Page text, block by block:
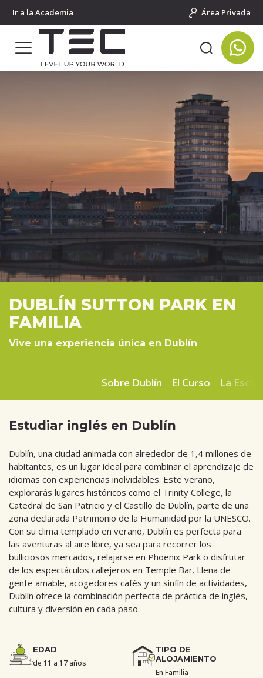
Ir a la Academia Área Privada
Cursos de idiomas para jóvenes
Irlanda
DUBLÍN SUTTON PARK EN
FAMILIA
Vive una experiencia única en Dublín
Sobre Dublín El Curso La
Estudiar inglés en Dublín
Dublín, una ciudad animada con alrededor de 1,4 millones de
habitantes, es un lugar ideal para combinar el aprendizaje de
idiomas con experiencias inolvidables. Este verano,
explorarás lugares históricos como el Trinity College, la
Catedral de San Patricio y el Castillo de Dublín, parte de una
zona declarada Patrimonio de la Humanidad por la UNESCO.
Con su clima templado en verano, Dublín es perfecta para
las aventuras al aire libre, ya sea para recorrer los
bulliciosos mercados, relajarse en Phoenix Park o disfrutar
de los espectáculos callejeros en Temple Bar. Llena de
gente amable, acogedores cafés y un sinfín de actividades,
Dublín ofrece la combinación perfecta de práctica de inglés,
cultura y diversión en cada paso.
EDAD
de 11 a 17 años
TIPO DE
ALOJAMIENTO
En Familia